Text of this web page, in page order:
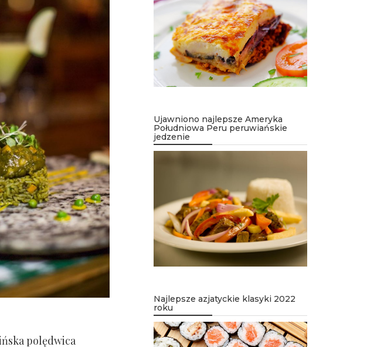
polędwica
Ujawniono najlepsze Ameryka
Południowa Peru peruwiańskie
jedzenie
Najlepsze azjatyckie klasyki 2022
roku